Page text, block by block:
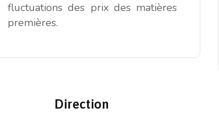
fluctuations des prix des matières
premières.
Direction